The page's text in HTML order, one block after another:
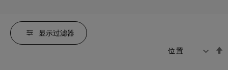
显示过滤器
排